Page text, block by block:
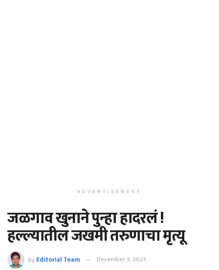
ADVERTISEMENT
जळगाव खुनाने पुन्हा हादरलं !
हल्ल्यातील जखमी तरुणाचा मृत्यू
byEditorial Team December 5, 2021